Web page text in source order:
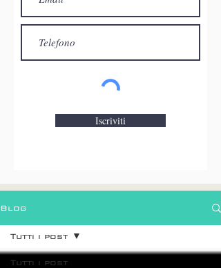
Iscriviti
Blog
Tutti i post
Tutti i post